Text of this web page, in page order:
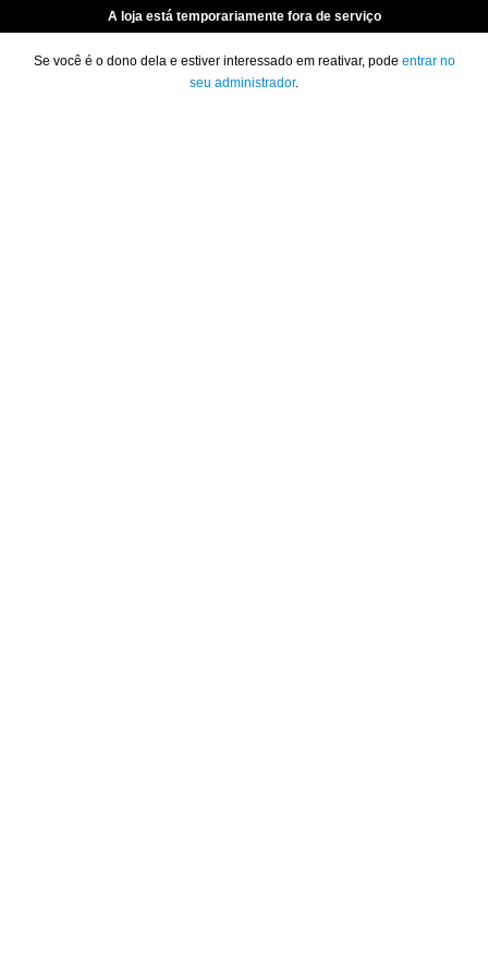
A loja está temporariamente fora de serviço
Se você é o dono dela e estiver interessado em reativar, pode entrar no
seu administrador.